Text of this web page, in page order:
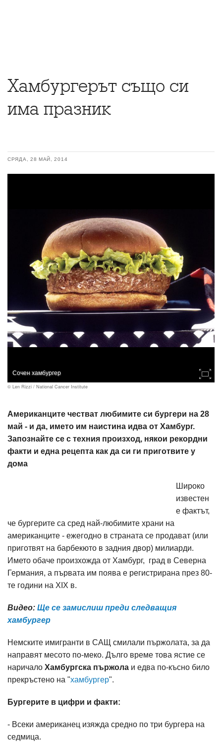
Хамбургерът също си
има празник
СРЯДА, 28 МАЙ, 2014
Сочен хамбургер
© Len Rizzi / National Cancer Institute
Американците честват любимите си бургери на 28
май - и да, името им наистина идва от Хамбург.
Запознайте се с техния произход, някои рекордни
факти и една рецепта как да си ги приготвите у
дома
Широко
известен
е фактът,
че бургерите са сред най-любимите храни на
американците - ежегодно в страната се продават (или
приготвят на барбекюто в задния двор) милиарди.
Името обаче произхожда от Хамбург, град в Северна
Германия, а първата им поява е регистрирана през 80-
те години на XIX в.
Видео: Ще се замислиш преди следващия
хамбургер
Немските имигранти в САЩ смилали пържолата, за да
направят месото по-меко. Дълго време това ястие се
наричало Хамбургска пържола и едва по-късно било
прекръстено на "хамбургер".
Бургерите в цифри и факти:
- Всеки американец изяжда средно по три бургера на
седмица.